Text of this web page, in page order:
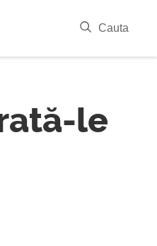
Cauta
le